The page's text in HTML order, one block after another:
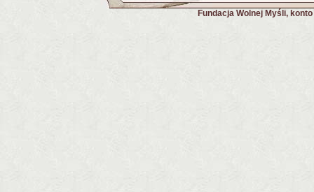
Fundacja Wolnej Myśli,